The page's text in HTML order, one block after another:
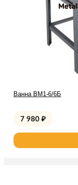
Ванна ВМ1-6/6Б
7 980 ₽